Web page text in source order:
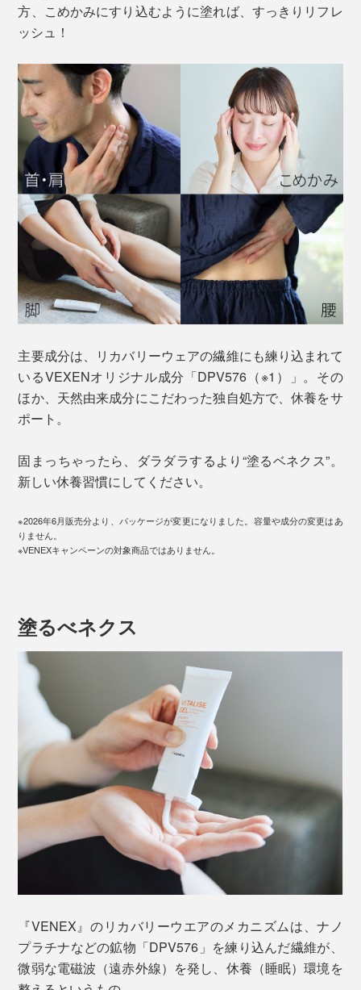
方、こめかみにすり込むように塗れば、すっきりリフレ
ッシュ！
主要成分は、リカバリーウェアの繊維にも練り込まれて
いるVEXENオリジナル成分「DPV576（※1）」。その
ほか、天然由来成分にこだわった独自処方で、休養をサ
ポート。
固まっちゃったら、ダラダラするより“塗るベネクス”。
新しい休養習慣にしてください。
※2026年6月販売分より、パッケージが変更になりました。容量や成分の変更はあ
りません。
※VENEXキャンペーンの対象商品ではありません。
塗るべネクス
『VENEX』のリカバリーウエアのメカニズムは、ナノ
プラチナなどの鉱物「DPV576」を練り込んだ繊維が、
微弱な電磁波（遠赤外線）を発し、休養（睡眠）環境を